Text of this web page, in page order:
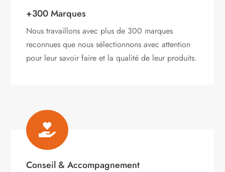
+300 Marques
Nous travaillons avec plus de 300 marques
reconnues que nous sélectionnons avec attention
pour leur savoir faire et la qualité de leur produits.

Conseil & Accompagnement